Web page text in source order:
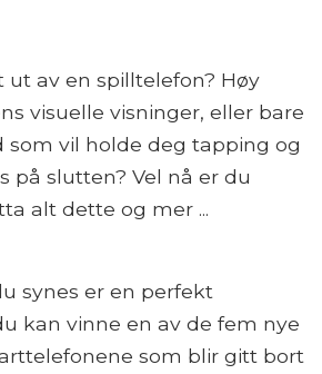
ut av en spilltelefon? Høy
visuelle visninger, eller bare
som vil holde deg tapping og
på slutten? Vel nå er du
alt dette og mer ...
synes er en perfekt
kan vinne en av de fem nye
som blir gitt bort